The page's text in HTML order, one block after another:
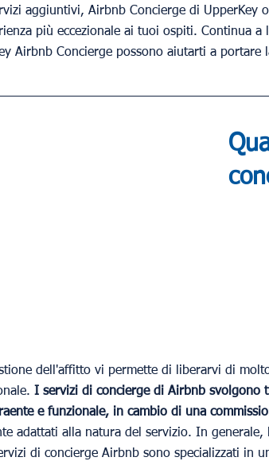
aggiuntivi, Airbnb Concierge di UpperKey
più eccezionale ai tuoi ospiti. Continua a
Airbnb Concierge possono aiutarti a
dell'affitto vi permette di liberarvi di
I servizi di concierge di Airbnb svolgono
e funzionale, in cambio di una
adattati alla natura del servizio. In
di concierge Airbnb sono specializzati in